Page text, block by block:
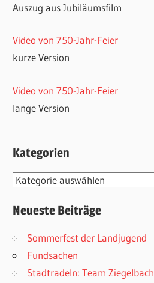
Auszug aus Jubiläumsfilm
Video von 750-Jahr-Feier
kurze Version
Video von 750-Jahr-Feier
lange Version
Kategorien
Kategorien
Neueste Beiträge
Sommerfest der Landjugend
Fundsachen
Stadtradeln: Team